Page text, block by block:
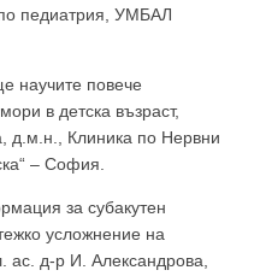
педиатрия, УМБАЛ
научите повече
в детска възраст,
д.м.н., Клиника по Нервни
– София.
за субакутен
усложнение на
ас. д-р И. Александрова,